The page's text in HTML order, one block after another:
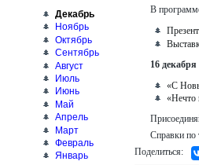
Декабрь
Ноябрь
Октябрь
Сентябрь
Август
Июль
Июнь
Май
Апрель
Март
Февраль
Январь
В
16 декабря
«С
«Нечто
Справки по
Поделиться: